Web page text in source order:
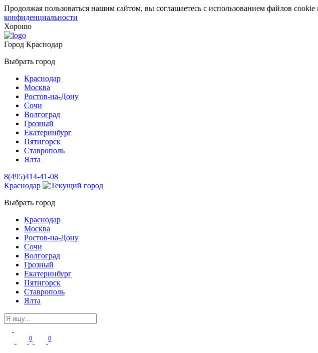
Продолжая пользоваться нашим сайтом, вы соглашаетесь с использованием файлов
конфиденциальности
Хорошо
Город Краснодар
Выбрать город
Краснодар
Москва
Ростов-на-Дону
Сочи
Волгоград
Грозный
Екатеринбург
Пятигорск
Ставрополь
Ялта
8(495)414-41-08
Краснодар
Выбрать город
Краснодар
Москва
Ростов-на-Дону
Сочи
Волгоград
Грозный
Екатеринбург
Пятигорск
Ставрополь
Ялта
0 0